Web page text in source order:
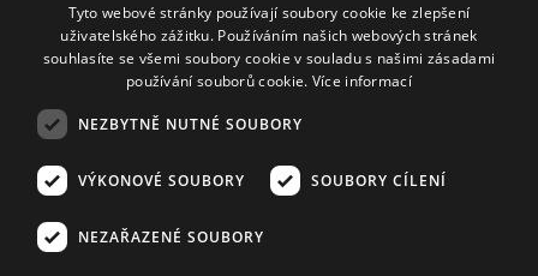
Kříženeckého nám. 322
152 00 Praha 5
IČ 416 93 311
© 2008–2026 EMPRESA MEDIA, a.s. Všechna práva vyhrazena.
Zásady ochrany osobních a dalších zpracovávaných údajů
Tyto webové stránky používají soubory cookie ke zlepšení
uživatelského zážitku. Používáním našich webových stránek
souhlasíte se všemi soubory cookie v souladu s našimi zásadami
používání souborů cookie. Více informací
NEZBYTNĚ NUTNÉ SOUBORY
VÝKONOVÉ SOUBORY SOUBORY CÍLENÍ
NEZAŘAZENÉ SOUBORY